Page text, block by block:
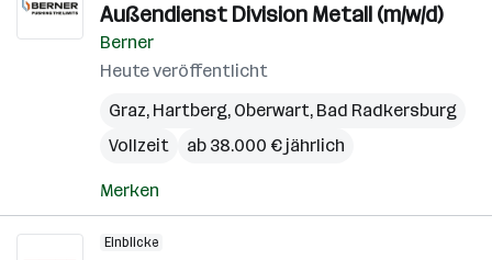
Außendienst Division Metall (m/w/d)
Berner
Heute veröffentlicht
Graz, Hartberg, Oberwart, Bad Radkersburg
Vollzeit
ab 38.000 € jährlich
Merken
Einblicke